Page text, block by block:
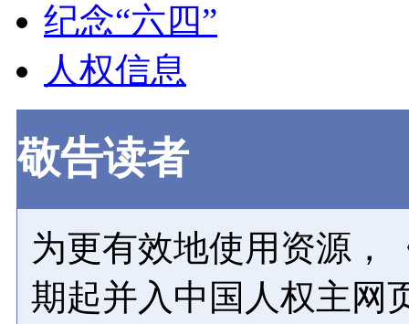
纪念“六四”
人权信息
敬告读者
为更有效地使用资源，
期起并入中国人权主网